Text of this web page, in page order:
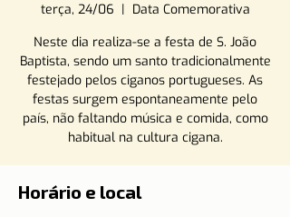
terça, 24/06
  |
Data Comemorativa
Neste dia realiza-se a festa de S. João
Baptista, sendo um santo tradicionalmente
festejado pelos ciganos portugueses. As
festas surgem espontaneamente pelo
país, não faltando música e comida, como
habitual na cultura cigana.
Horário e local